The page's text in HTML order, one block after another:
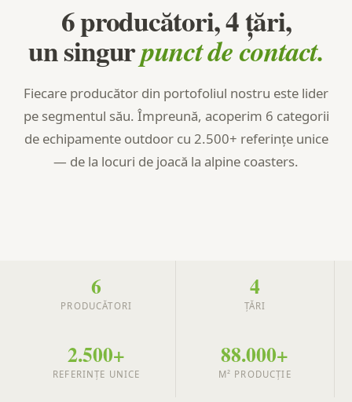
6 producători, 4 țări,
un singurpunct de contact.
Fiecare producător din portofoliul nostru este lider
pe segmentul său. Împreună, acoperim 6 categorii
de echipamente outdoor cu 2.500+ referințe unice
— de la locuri de joacă la alpine coasters.
6
PRODUCĂTORI
4
ȚĂRI
2.500+
REFERINȚE UNICE
88.000+
M² PRODUCȚIE